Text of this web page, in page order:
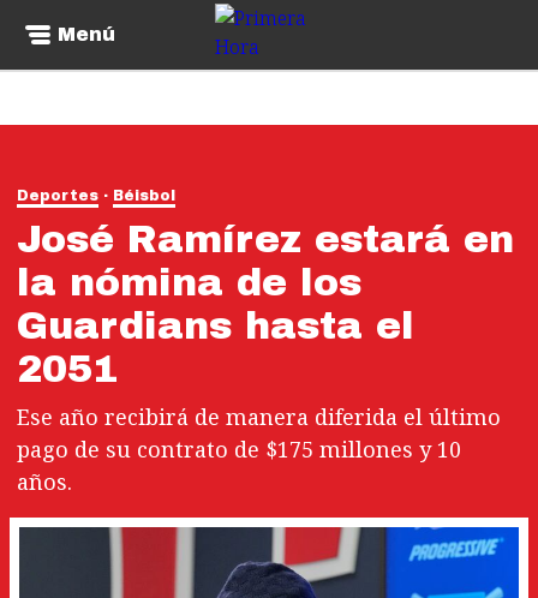
Menú
Deportes Béisbol
José Ramírez estará en
la nómina de los
Guardians hasta el
2051
Ese año recibirá de manera diferida el último
pago de su contrato de $175 millones y 10
años.